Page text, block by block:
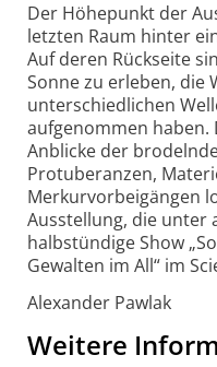
Der Höhepunkt der
letzten Raum hinter
Auf deren Rückseite
Sonne zu erleben, die
unterschiedlichen
aufgenommen
Anblicke der
Protuberanzen,
Merkurvorbeigängen
Ausstellung, die unter
halbstündige Show
Gewalten im All“ im
Alexander Pawlak
Weitere